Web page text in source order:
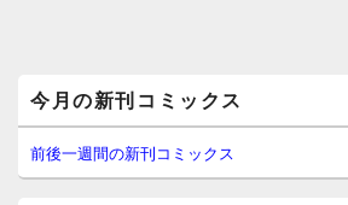
イ
ン
サ
イ
今月の新刊コミックス
前後一週間の新刊コミックス